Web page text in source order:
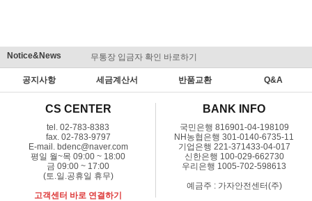
Notice&News 무통장 입금자 확인 바로하기
공지사항 세금계산서 반품교환 Q&A
CS CENTER
tel. 02-783-8383
fax. 02-783-9797
E-mail. bdenc@naver.com
평일 월~목 09:00 ~ 18:00
금 09:00 ~ 17:00
(토.일.공휴일 휴무)
고객센터 바로 연결하기
BANK INFO
국민은행 816901-04-198109
NH농협은행 301-0140-6735-11
기업은행 221-371433-04-017
신한은행 100-029-662730
우리은행 1005-702-598613
예금주 : 가자안전센터(주)